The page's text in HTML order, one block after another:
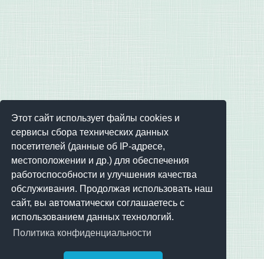
Этот сайт использует файлы cookies и
сервисы сбора технических данных
посетителей (данные об IP-адресе,
местоположении и др.) для обеспечения
работоспособности и улучшения качества
обслуживания. Продолжая использовать наш
сайт, вы автоматически соглашаетесь с
использованием данных технологий.
Политика конфиденциальности